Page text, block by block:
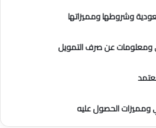
وشروطها ومميزاتها
ومعلومات عن صرف التمويل
ومميزات الحصول عليه